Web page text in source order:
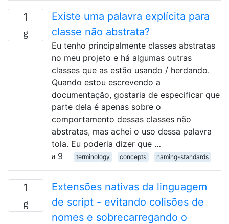
1
Existe uma palavra explícita para
classe não abstrata?
Eu tenho principalmente classes abstratas
no meu projeto e há algumas outras
classes que as estão usando / herdando.
Quando estou escrevendo a
documentação, gostaria de especificar que
parte dela é apenas sobre o
comportamento dessas classes não
abstratas, mas achei o uso dessa palavra
tola. Eu poderia dizer que …
9
terminology concepts naming-standards
1
Extensões nativas da linguagem
de script - evitando colisões de
nomes e sobrecarregando o